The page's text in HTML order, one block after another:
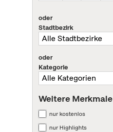
oder
Stadtbezirk
oder
Kategorie
Weitere Merkmale
nur kostenlos
nur Highlights